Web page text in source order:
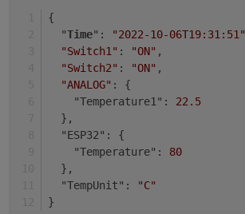
{
  "
Time": "2022-10-06T19:31:51"
"Switch1" : "ON" ,
"Switch2" : "ON" ,
"ANALOG" : {
    "Temperature1":
22.5
  },
  "ESP32": {
    "Temperature":
80
  },
  "TempUnit":
"C"
}